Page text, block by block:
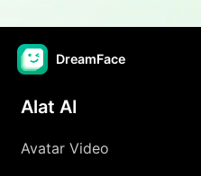
DreamFace
Alat AI
Avatar Video